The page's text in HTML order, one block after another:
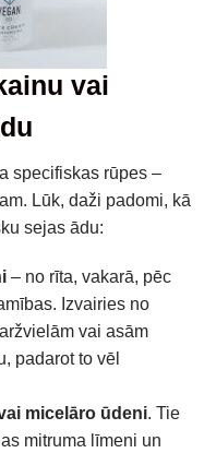
vai
specifiskas rūpes –
Lūk, daži padomi, kā
sejas ādu:
– no rīta, vakarā, pēc
Izvairies no
vai asām
padarot to vēl
micelāro ūdeni. Tie
mitruma līmeni un